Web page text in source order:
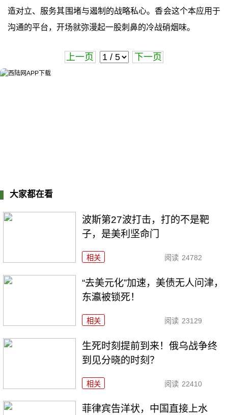
造对立、服务其围堵与遏制的战略私心。香会这个本应用于
沟通的平台，开场就弥漫起一股刺鼻的冷战硝烟味。
上一页 下一页
大家都在看
波斯第27波打击，打的不是靶
子，是美利坚命门
相关 阅读 24782
“去美元化”加速，美债无人问津，
东瀛被锁死！
相关 阅读 23129
生死时刻提前到来！俄乌战争终
到见分晓的时刻？
相关 阅读 22410
菲律宾告洋状，中国直接上水